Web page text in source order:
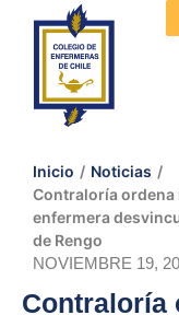
Inicio / Noticias /
Contraloría
enfermera
de Rengo
NOVIEMBRE 19,
Contraloría